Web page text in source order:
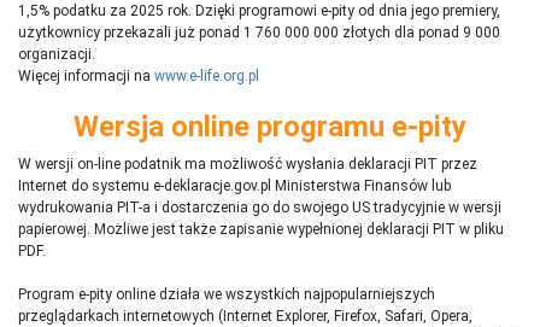
1,5% podatku za 2025 rok. Dzięki programowi e-pity od dnia jego premiery,
użytkownicy przekazali już ponad 1 760 000 000 złotych dla ponad 9 000
organizacji.
Więcej informacji na www.e-life.org.pl
Wersja online programu e-pity
W wersji on-line podatnik ma możliwość wysłania deklaracji PIT przez
Internet do systemu e-deklaracje.gov.pl Ministerstwa Finansów lub
wydrukowania PIT-a i dostarczenia go do swojego US tradycyjnie w wersji
papierowej. Możliwe jest także zapisanie wypełnionej deklaracji PIT w pliku
PDF.
Program e-pity online działa we wszystkich najpopularniejszych
przeglądarkach internetowych (Internet Explorer, Firefox, Safari, Opera,